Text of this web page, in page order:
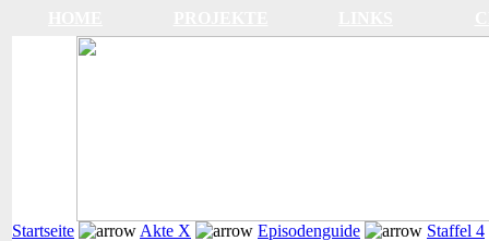
Startseite Akte X Episodenguide
Staffel 4